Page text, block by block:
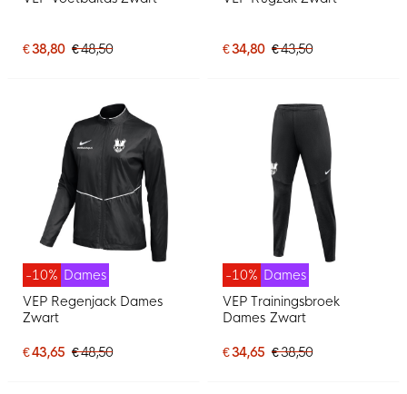
€ 38,80 € 48,50 € 34,80 € 43,50
-10% Dames
VEP Regenjack Dames
Zwart
€ 43,65 € 48,50
-10% Dames
VEP Trainingsbroek
Dames Zwart
€ 34,65 € 38,50